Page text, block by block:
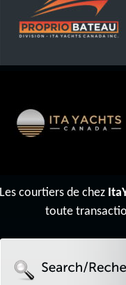
Les courtiers de chez
toute